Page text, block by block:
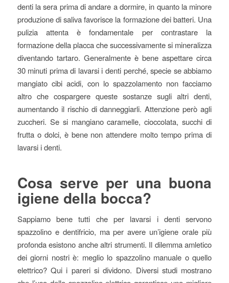
denti la sera prima di andare a dormire, in quanto la minore
produzione di saliva favorisce la formazione dei batteri. Una
pulizia attenta è fondamentale per contrastare la
formazione della placca che successivamente si mineralizza
diventando tartaro. Generalmente è bene aspettare circa
30 minuti prima di lavarsi i denti perché, specie se abbiamo
mangiato cibi acidi, con lo spazzolamento non facciamo
altro che cospargere queste sostanze sugli altri denti,
aumentando il rischio di danneggiarli. Attenzione però agli
zuccheri. Se si mangiano caramelle, cioccolata, succhi di
frutta o dolci, è bene non attendere molto tempo prima di
lavarsi i denti.
Cosa serve per una buona
igiene della bocca?
Sappiamo bene tutti che per lavarsi i denti servono
spazzolino e dentifricio, ma per avere un’igiene orale più
profonda esistono anche altri strumenti. Il dilemma amletico
dei giorni nostri è: meglio lo spazzolino manuale o quello
elettrico? Qui i pareri si dividono. Diversi studi mostrano